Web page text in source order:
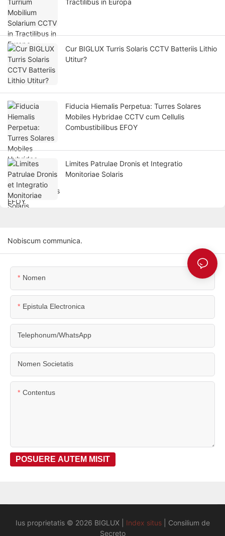
Tractilibus in Europa
Cur BIGLUX Turris Solaris CCTV Batteriis Lithio
Utitur?
Fiducia Hiemalis Perpetua: Turres Solares
Mobiles Hybridae CCTV cum Cellulis
Combustibilibus EFOY
Limites Patrulae Dronis et Integratio
Monitoriae Solaris
Nobiscum communica.
Nomen
Epistula Electronica
Telephonum/WhatsApp
Nomen Societatis
Contentus
POSUERE AUTEM MISIT
Ius proprietatis © 2026 BIGLUX | Index situs
Consilium de
Secreto